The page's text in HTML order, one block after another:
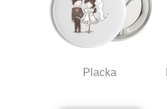
Placka